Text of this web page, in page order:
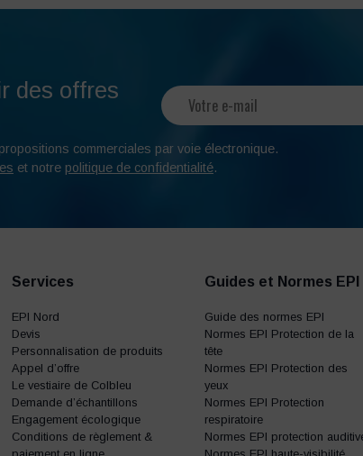
des offres
commerciales par voie électronique.
et notre politique de confidentialité.
Services
EPI Nord
Devis
Personnalisation de produits
Appel d’offre
Le vestiaire de Colbleu
Demande d’échantillons
Engagement écologique
Conditions de règlement &
Guides et Normes EPI
Guide des normes EPI
Normes EPI Protection de la
tête
Normes EPI Protection des
yeux
Normes EPI Protection
respiratoire
Normes EPI protection